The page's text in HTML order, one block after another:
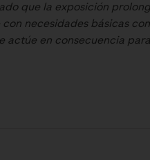
que la exposición
necesidades básicas
actúe en consecuencia